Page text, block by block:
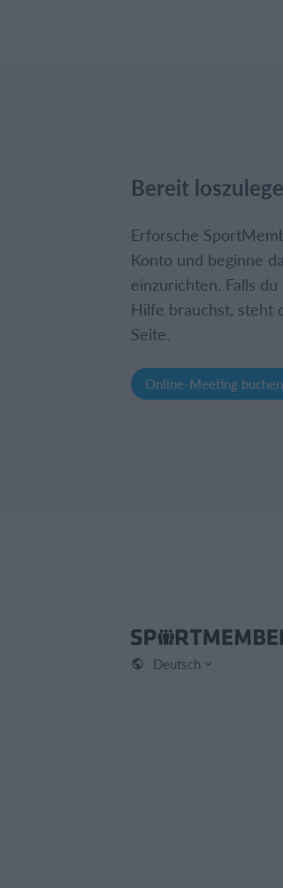
Bereit
Erforsche
Konto und beginne
einzurichten. Falls
Hilfe brauchst, steht
Seite.
Online-Meeting buchen
Deutsch